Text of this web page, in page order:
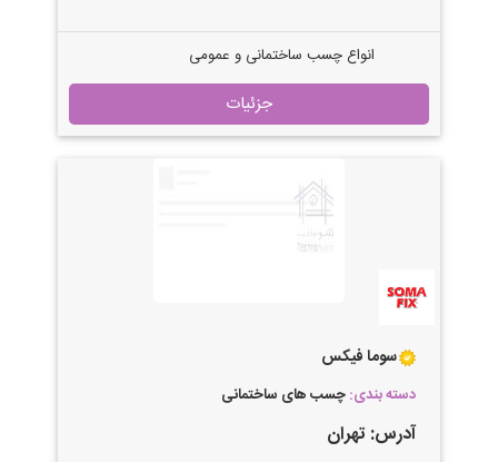
انواع چسب ساختمانی و عمومی
جزئیات
سوما فیکس
دسته بندی:چسب های ساختمانی
آدرس: تهران